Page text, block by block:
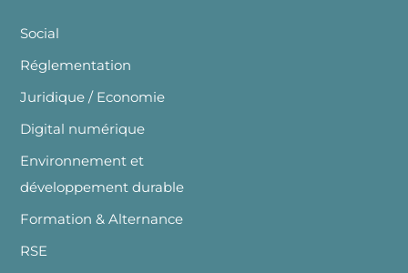
Social
Réglementation
Juridique / Economie
Digital numérique
Environnement et
développement durable
Formation & Alternance
RSE